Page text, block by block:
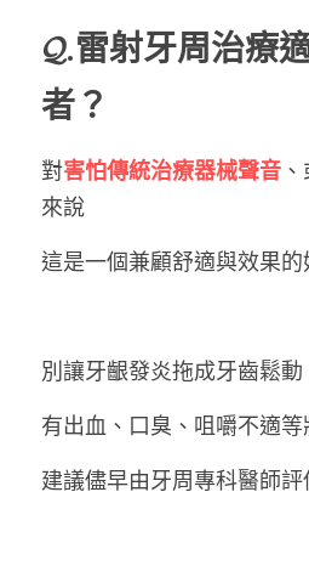
𝓠.雷射牙周治療
者？
對害怕傳統治療器械聲音
來說
這是一個兼顧舒適與效果的
別讓牙齦發炎拖成牙齒鬆動
有出血、口臭、咀嚼不適等
建議儘早由牙周專科醫師評